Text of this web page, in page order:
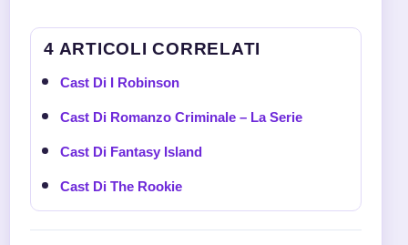
4 ARTICOLI CORRELATI
Cast Di I Robinson
Cast Di Romanzo Criminale – La Serie
Cast Di Fantasy Island
Cast Di The Rookie